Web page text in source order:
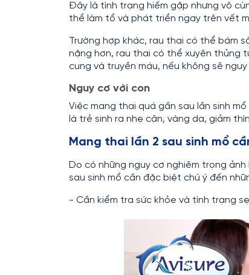
Đây là tình trạng hiếm gặp nhưng vô
thể làm tổ và phát triển ngay trên vết
Trường hợp khác, rau thai có thể bám
nặng hơn, rau thai có thể xuyên thủng
cung và truyền máu, nếu không sẽ
Nguy cơ với con
Việc mang thai quá gần sau lần sinh
là trẻ sinh ra nhẹ cân, vàng da, giảm
Mang thai lần 2 sau sinh mổ
Do có những nguy cơ nghiêm trọng
sau sinh mổ cần đặc biệt chú ý đến
- Cần kiểm tra sức khỏe và tình trạng